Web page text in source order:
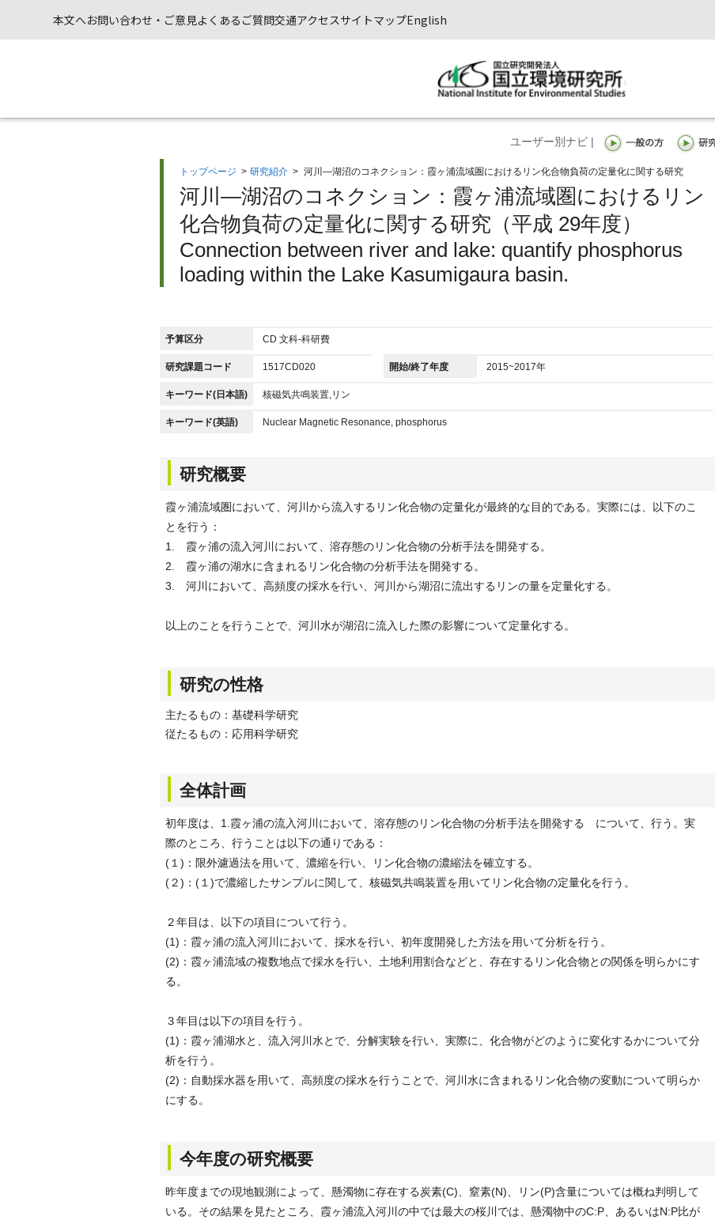
本文へお問い合わせ・ご意見よくあるご質問交通アクセスサイトマップEnglish
ユーザー別ナビ |
トップページ > 研究紹介 > 河川—湖沼のコネクション：霞ヶ浦流域圏におけるリン化合物負荷の定量化に関する研究
河川—湖沼のコネクション：霞ヶ浦流域圏におけるリン
化合物負荷の定量化に関する研究（平成 29年度）
Connection between river and lake: quantify phosphorus
loading within the Lake Kasumigaura basin.
予算区分 CD 文科-科研費
研究課題コード 1517CD020 開始/終了年度 2015~2017年
キーワード(日本語) 核磁気共鳴装置,リン
キーワード(英語) Nuclear Magnetic Resonance, phosphorus
研究概要
霞ヶ浦流域圏において、河川から流入するリン化合物の定量化が最終的な目的である。実際には、以下のこ
とを行う：
1. 霞ヶ浦の流入河川において、溶存態のリン化合物の分析手法を開発する。
2. 霞ヶ浦の湖水に含まれるリン化合物の分析手法を開発する。
3. 河川において、高頻度の採水を行い、河川から湖沼に流出するリンの量を定量化する。
以上のことを行うことで、河川水が湖沼に流入した際の影響について定量化する。
研究の性格
主たるもの：基礎科学研究
従たるもの：応用科学研究
全体計画
初年度は、1.霞ヶ浦の流入河川において、溶存態のリン化合物の分析手法を開発する について、行う。実
際のところ、行うことは以下の通りである：
(１)：限外濾過法を用いて、濃縮を行い、リン化合物の濃縮法を確立する。
(２)：(１)で濃縮したサンプルに関して、核磁気共鳴装置を用いてリン化合物の定量化を行う。
２年目は、以下の項目について行う。
(1)：霞ヶ浦の流入河川において、採水を行い、初年度開発した方法を用いて分析を行う。
(2)：霞ヶ浦流域の複数地点で採水を行い、土地利用割合などと、存在するリン化合物との関係を明らかにす
る。
３年目は以下の項目を行う。
(1)：霞ヶ浦湖水と、流入河川水とで、分解実験を行い、実際に、化合物がどのように変化するかについて分
析を行う。
(2)：自動採水器を用いて、高頻度の採水を行うことで、河川水に含まれるリン化合物の変動について明らか
にする。
今年度の研究概要
昨年度までの現地観測によって、懸濁物に存在する炭素(C)、窒素(N)、リン(P)含量については概ね判明して
いる。その結果を見たところ、霞ヶ浦流入河川の中では最大の桜川では、懸濁物中のC:P、あるいはN:P比が